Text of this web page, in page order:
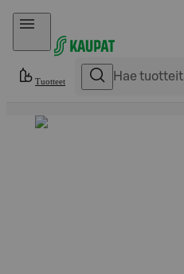
Hyppää sisältöön
Tuotteet